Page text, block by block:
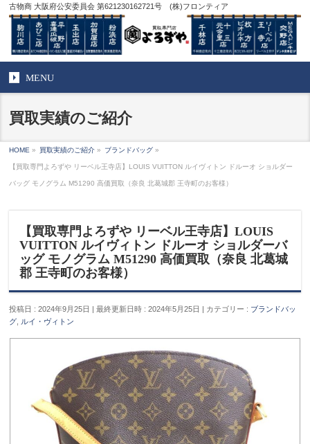
古物商 大阪府公安委員会 第621230162721号 (株)フロンティア
MENU
買取実績のご紹介
HOME » 買取実績のご紹介 » ブランドバッグ »
【買取専門よろずや リーベル王寺店】LOUIS VUITTON ルイヴィトン ドルーオ ショルダー
バッグ モノグラム M51290 高価買取（奈良 北葛城郡 王寺町のお客様）
【買取専門よろずや リーベル王寺店】LOUIS
VUITTON ルイヴィトン ドルーオ ショルダーバ
ッグ モノグラム M51290 高価買取（奈良 北葛城
郡 王寺町のお客様）
投稿日 : 2024年9月25日 最終更新日時 : 2024年5月25日 カテゴリー : ブランドバッ
グ ルイ・ヴィトン